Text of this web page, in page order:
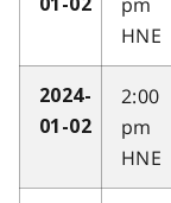
HNE
2024-
01-02
2:00
pm
HNE